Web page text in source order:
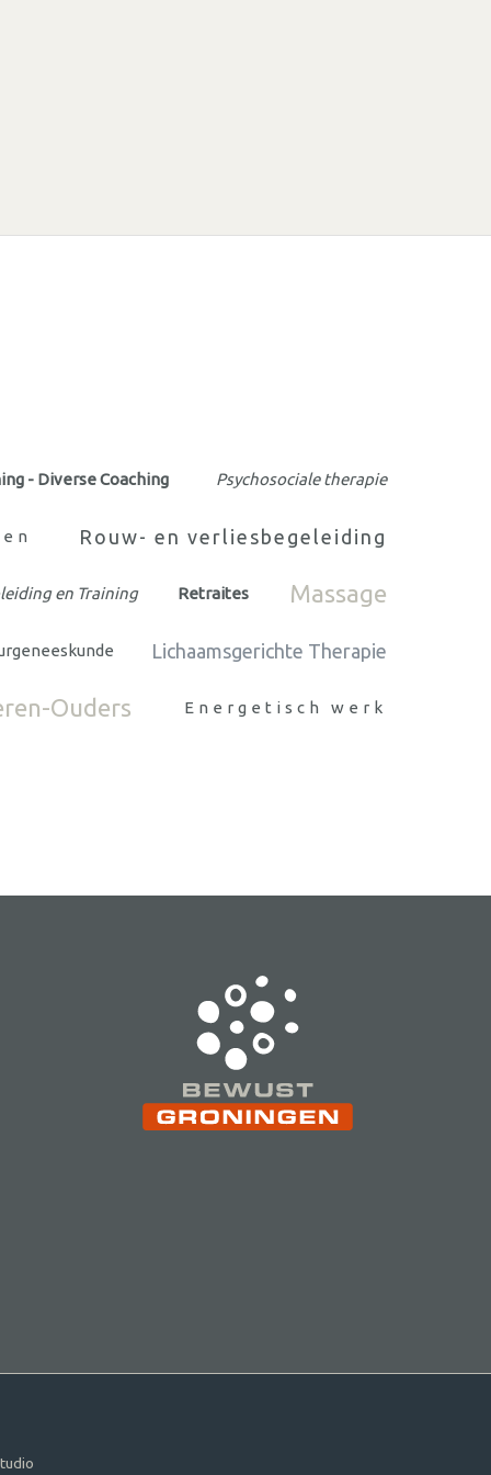
- Diverse Coaching Psychosociale therapie
Rouw- en verliesbegeleiding
en Training Retraites Massage
Lichaamsgerichte Therapie
Ouders Energetisch werk